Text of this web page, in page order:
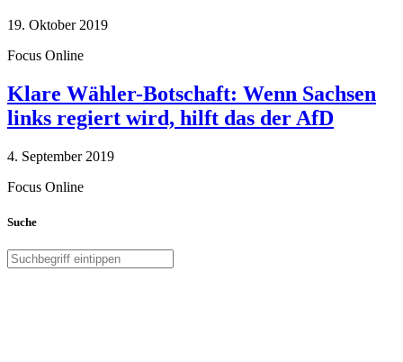
19. Oktober 2019
Focus Online
Klare Wähler-Botschaft: Wenn Sachsen
links regiert wird, hilft das der AfD
4. September 2019
Focus Online
Suche